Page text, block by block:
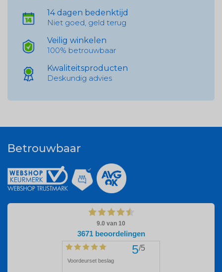
14 dagen bedenktijd
Niet goed, geld terug
Veilig winkelen
100% betrouwbaar
Kwaliteitsproducten
Deskundig advies
Betrouwbaar